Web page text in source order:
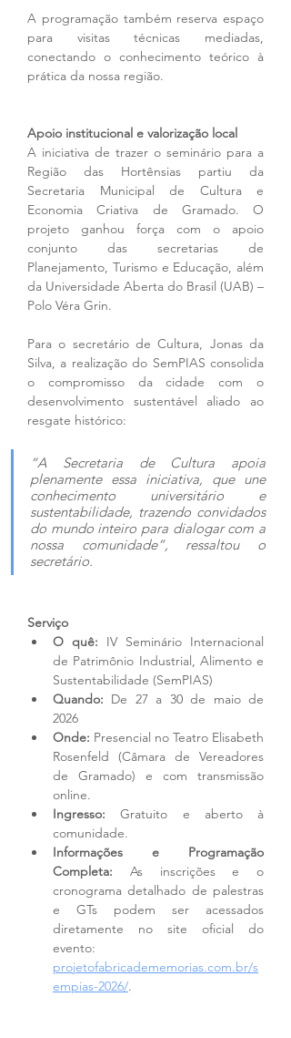
A programação também reserva espaço
para visitas técnicas mediadas,
conectando o conhecimento teórico à
prática da nossa região.
Apoio institucional e valorização local
A iniciativa de trazer o seminário para a
Região das Hortênsias partiu da
Secretaria Municipal de Cultura e
Economia Criativa de Gramado. O
projeto ganhou força com o apoio
conjunto das secretarias de
Planejamento, Turismo e Educação, além
da Universidade Aberta do Brasil (UAB) –
Polo Véra Grin.
Para o secretário de Cultura, Jonas da
Silva, a realização do SemPIAS consolida
o compromisso da cidade com o
desenvolvimento sustentável aliado ao
resgate histórico:
“A Secretaria de Cultura apoia
plenamente essa iniciativa, que une
conhecimento universitário e
sustentabilidade, trazendo convidados
do mundo inteiro para dialogar com a
nossa comunidade”, ressaltou o
secretário.
Serviço
O quê: IV Seminário Internacional
de Patrimônio Industrial, Alimento e
Sustentabilidade (SemPIAS)
Quando: De 27 a 30 de maio de
2026
Onde: Presencial no Teatro Elisabeth
Rosenfeld (Câmara de Vereadores
de Gramado) e com transmissão
online.
Ingresso: Gratuito e aberto à
comunidade.
Informações e Programação
Completa: As inscrições e o
cronograma detalhado de palestras
e GTs podem ser acessados
diretamente no site oficial do
projetofabricadememorias.com.br/s
empias-2026/.